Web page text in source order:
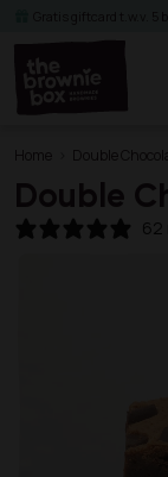
Home Double
Double
62